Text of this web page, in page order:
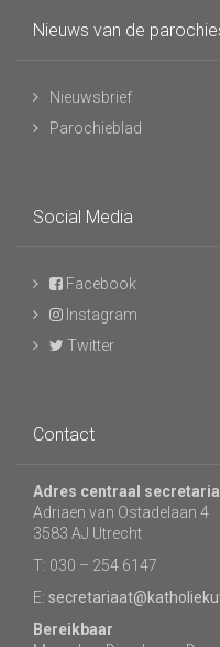
Nieuws van de
Nieuwsbrief
Parochieblad
Social Media
Facebook
Instagram
Twitter
Contact
Adres centraal
Adriaen van Ostadelaan 4
3583 AJ Utrecht
T: 030 – 254 6147
E:
Bereikbaar